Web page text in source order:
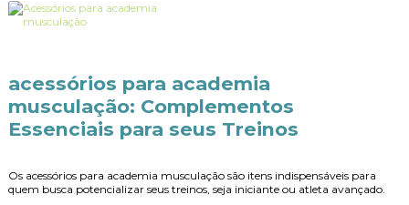
acessórios para academia
musculação: Complementos
Essenciais para seus Treinos
Os acessórios para academia musculação são itens indispensáveis para
quem busca potencializar seus treinos, seja iniciante ou atleta avançado.